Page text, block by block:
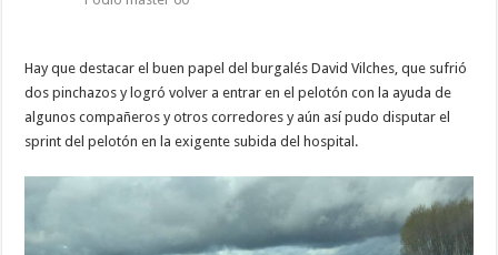
Hay que destacar el buen papel del burgalés David Vilches, que sufrió
dos pinchazos y logró volver a entrar en el pelotón con la ayuda de
algunos compañeros y otros corredores y aún así pudo disputar el
sprint del pelotón en la exigente subida del hospital.